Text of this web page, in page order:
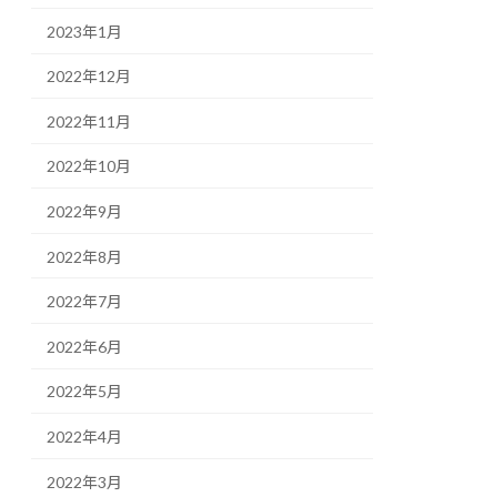
2023年1月
2022年12月
2022年11月
2022年10月
2022年9月
2022年8月
2022年7月
2022年6月
2022年5月
2022年4月
2022年3月